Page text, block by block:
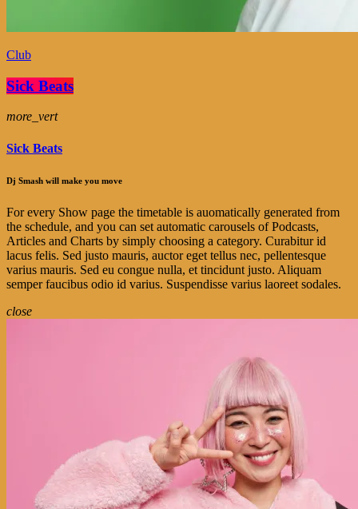
Club
Sick Beats
more_vert
Sick Beats
Dj Smash will make you move
For every Show page the timetable is auomatically generated from
the schedule, and you can set automatic carousels of Podcasts,
Articles and Charts by simply choosing a category. Curabitur id
lacus felis. Sed justo mauris, auctor eget tellus nec, pellentesque
varius mauris. Sed eu congue nulla, et tincidunt justo. Aliquam
semper faucibus odio id varius. Suspendisse varius laoreet sodales.
close